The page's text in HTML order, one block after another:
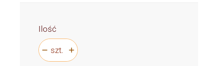
Ilość
szt.